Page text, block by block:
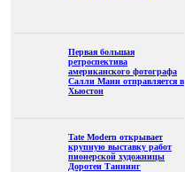
Первая большая
ретроспектива
американского фотографа
Салли Манн отправляется в
Хьюстон
Tate Modern открывает
крупную выставку работ
пионерской художницы
Доротеи Таннинг